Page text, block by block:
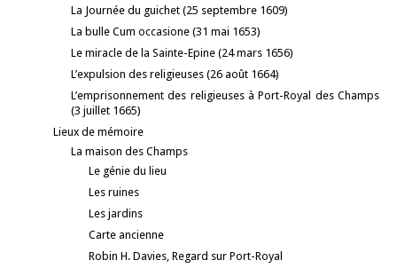
La Journée du guichet (25 septembre 1609)
La bulle Cum occasione (31 mai 1653)
Le miracle de la Sainte-Epine (24 mars 1656)
L’expulsion des religieuses (26 août 1664)
L’emprisonnement des religieuses à Port-Royal des Champs
(3 juillet 1665)
Lieux de mémoire
La maison des Champs
Le génie du lieu
Les ruines
Les jardins
Carte ancienne
Robin H. Davies, Regard sur Port-Royal